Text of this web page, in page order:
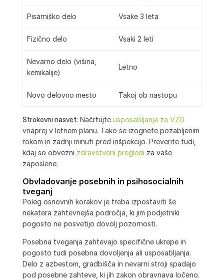
Pisarniško delo Vsake 3 leta
Fizično delo Vsaki 2 leti
Nevarno delo (višina,
kemikalije)
Letno
Novo delovno mesto Takoj ob nastopu
Strokovni nasvet: Načrtujte usposabljanja za VZD
vnaprej v letnem planu. Tako se izognete pozabljenim
rokom in zadnji minuti pred inšpekcijo. Preverite tudi,
kdaj so obvezni zdravstveni pregledi za vaše
zaposlene.
Obvladovanje posebnih in psihosocialnih
tveganj
Poleg osnovnih korakov je treba izpostaviti še
nekatera zahtevnejša področja, ki jim podjetniki
pogosto ne posvetijo dovolj pozornosti.
Posebna tveganja zahtevajo specifične ukrepe in
pogosto tudi posebna dovoljenja ali usposabljanja.
Delo z azbestom, gradbišča in nevarni stroji spadajo
pod posebne zahteve, ki jih zakon obravnava ločeno.